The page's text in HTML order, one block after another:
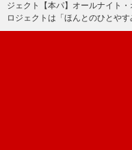
ジェクト【本パ】オールナイト
ロジェクトは「ほんとのひとや